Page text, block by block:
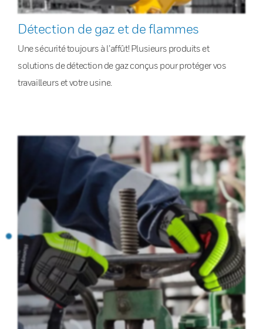
Détection de gaz et de flammes
Une sécurité toujours à l’affût! Plusieurs produits et
solutions de détection de gaz conçus pour protéger vos
travailleurs et votre usine.